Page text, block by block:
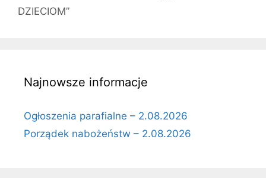
DZIECIOM”
Najnowsze informacje
Ogłoszenia parafialne – 2.08.2026
Porządek nabożeństw – 2.08.2026